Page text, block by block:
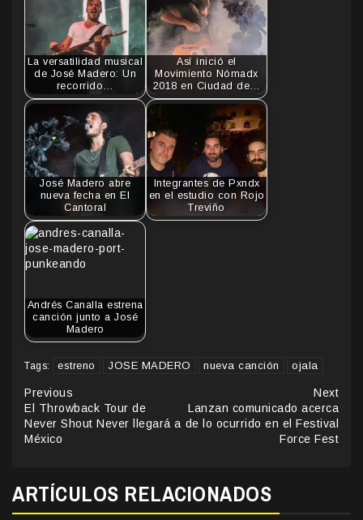
La versatilidad musical
de José Madero: Un
recorrido…
Así inició el
Movimiento Nómadx
2018 en Ciudad de…
José Madero abre
nueva fecha en El
Cantoral
Integrantes de Pxndx
en el estudio con Rojo
Treviño
Andrés Canalla estrena
canción junto a José
Madero
Tags: estreno JOSE MADERO nueva canción ojala
Continue
Reading
Previous
El Throwback Tour de
Never Shout Never llegará a
México
Next
Lanzan comunicado acerca
de lo ocurrido en el Festival
Force Fest
ARTÍCULOS RELACIONADOS